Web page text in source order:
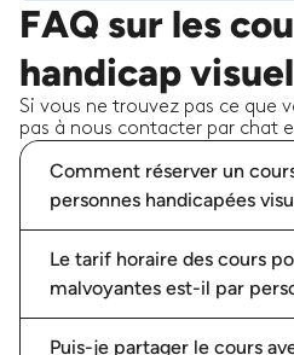
FAQ sur les
handicap visuel
Si vous ne trouvez pas ce que
pas à nous contacter par chat
Comment réserver un
personnes handicapées
Le tarif horaire des cours
malvoyantes est-il par
Puis-je partager le cours